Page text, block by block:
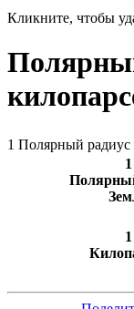
Кликните, чтобы
1 Полярный
1
1